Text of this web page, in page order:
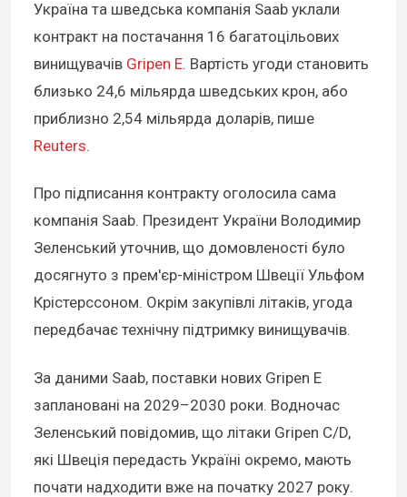
Україна та шведська компанія Saab уклали
контракт на постачання 16 багатоцільових
винищувачів Gripen E. Вартість угоди становить
близько 24,6 мільярда шведських крон, або
приблизно 2,54 мільярда доларів, пише
Reuters.
Про підписання контракту оголосила сама
компанія Saab. Президент України Володимир
Зеленський уточнив, що домовленості було
досягнуто з прем'єр-міністром Швеції Ульфом
Крістерссоном. Окрім закупівлі літаків, угода
передбачає технічну підтримку винищувачів.
За даними Saab, поставки нових Gripen E
заплановані на 2029–2030 роки. Водночас
Зеленський повідомив, що літаки Gripen C/D,
які Швеція передасть Україні окремо, мають
почати надходити вже на початку 2027 року.